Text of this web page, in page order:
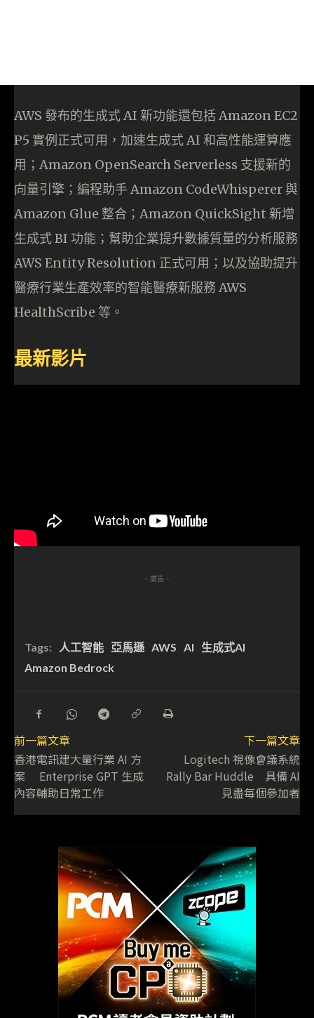
AWS 發布的生成式 AI 新功能還包括 Amazon EC2
P5 實例正式可用，加速生成式 AI 和高性能運算應
用；Amazon OpenSearch Serverless 支援新的
向量引擎；編程助手 Amazon CodeWhisperer 與
Amazon Glue 整合；Amazon QuickSight 新增
生成式 BI 功能；幫助企業提升數據質量的分析服務
AWS Entity Resolution 正式可用；以及協助提升
醫療行業生產效率的智能醫療新服務 AWS
HealthScribe 等。
最新影片
- 廣告 -
Tags: 人工智能 亞馬遜 AWS AI
生成式AI
Amazon Bedrock
前一篇文章
香港電訊建大量行業 AI 方
案 Enterprise GPT 生成
內容輔助日常工作
下一篇文章
Logitech 視像會議系統
Rally Bar Huddle 具備 AI
見盡每個參加者